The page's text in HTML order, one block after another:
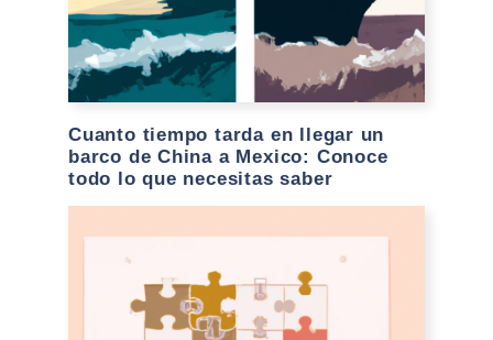
Cuanto tiempo tarda en llegar un
barco de China a Mexico: Conoce
todo lo que necesitas saber